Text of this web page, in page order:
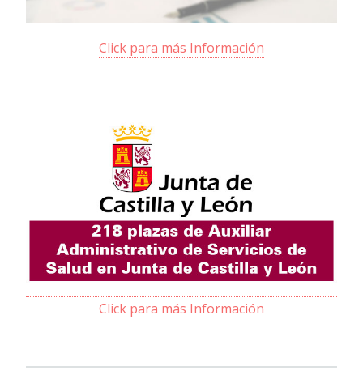
Click para más Información
Click para más Información